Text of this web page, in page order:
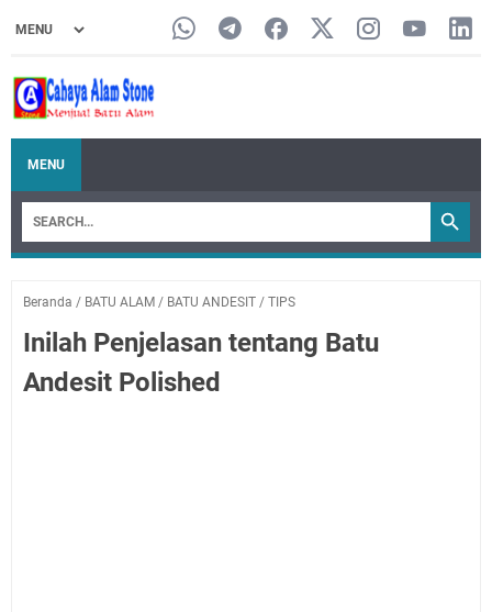
MENU
Beranda / BATU ALAM / BATU ANDESIT / TIPS
Inilah Penjelasan tentang Batu
Andesit Polished